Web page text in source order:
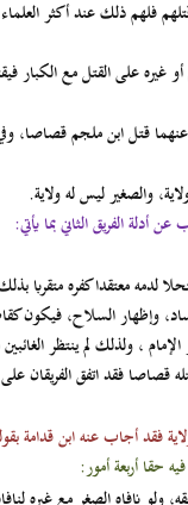
فلهم ذلك عند أكثر
غيره على القتل مع الكبار
قتل ابن ملجم قصاصا،
والصغير ليس له ولاية.
الفريق الثاني بما يأتي:
لدمه معتقدا كفره متقربا بذلك
وإظهار السلاح، فيكون
، ولذلك لم ينتظر
قصاصا فقد اتفق الفريقان
فقد أجاب عنه ابن قدامة
حقا أربعة أمور: